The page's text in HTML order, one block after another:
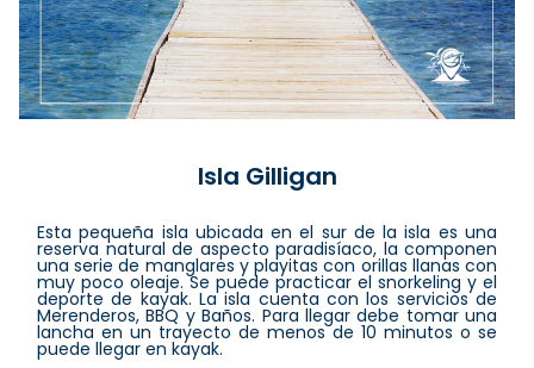
Isla Gilligan
Esta pequeña isla ubicada en el sur de la isla es una
reserva natural de aspecto paradisíaco, la componen
una serie de manglares y playitas con orillas llanas con
muy poco oleaje. Se puede practicar el snorkeling y el
deporte de kayak. La isla cuenta con los servicios de
Merenderos, BBQ y Baños. Para llegar debe tomar una
lancha en un trayecto de menos de 10 minutos o se
puede llegar en kayak.